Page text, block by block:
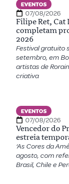
EVENTOS
07/08/2026
Filipe Ret, Cat
completam
2026
Festival gratuito
setembro, em
artistas de
criativa
EVENTOS
07/08/2026
Vencedor do
estreia
‘As Cores da
agosto, com
Brasil, Chile e